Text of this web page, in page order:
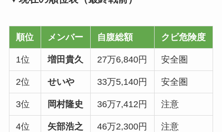
順位 メンバー 自腹総額 クビ危険度
1位 増田貴久 27万6,840円 安全圏
2位 せいや 33万5,140円 安全圏
3位 岡村隆史 36万7,412円 注意
4位 矢部浩之 46万2,300円 注意